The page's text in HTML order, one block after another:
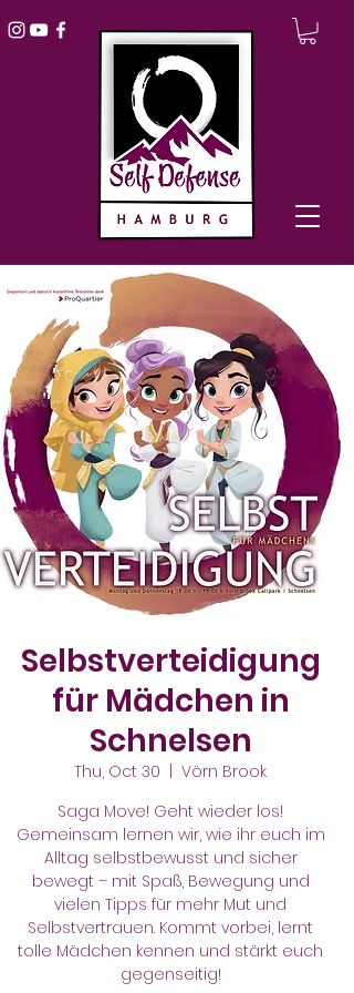
Selbstverteidigung
für Mädchen in
Schnelsen
Thu, Oct 30
Vörn Brook
Saga Move! Geht wieder los!
Gemeinsam lernen wir, wie ihr euch im
Alltag selbstbewusst und sicher
bewegt – mit Spaß, Bewegung und
vielen Tipps für mehr Mut und
Selbstvertrauen. Kommt vorbei, lernt
tolle Mädchen kennen und stärkt euch
gegenseitig!